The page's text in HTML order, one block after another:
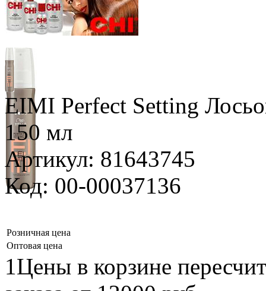
EIMI Perfect Setting
150 мл
Артикул: 81643745
Код: 00-00037136
Розничная цена
Оптовая цена
1Цены в корзине